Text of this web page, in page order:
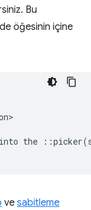
Bu
öğesinin içine
the
ve sabitleme